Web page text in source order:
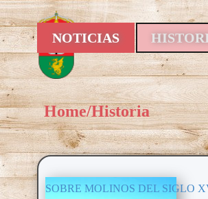
NOTICIAS
Home/Historia
SOBRE MOLINOS DEL SIGLO